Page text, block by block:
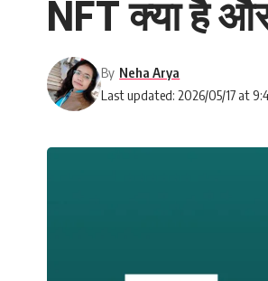
NFT क्या है
Last updated: 2026/05/17 at
By Neha Arya